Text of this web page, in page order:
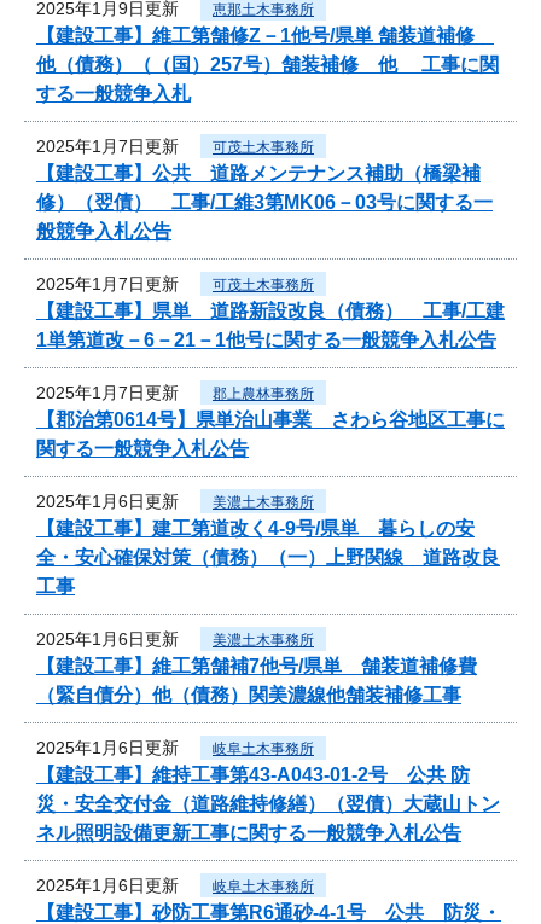
2025年1月9日更新 恵那土木事務所
【建設工事】維工第舗修Z－1他号/県単 舗装道補修
他（債務）（（国）257号）舗装補修 他 工事に関
する一般競争入札
2025年1月7日更新 可茂土木事務所
【建設工事】公共 道路メンテナンス補助（橋梁補
修）（翌債） 工事/工維3第MK06－03号に関する一
般競争入札公告
2025年1月7日更新 可茂土木事務所
【建設工事】県単 道路新設改良（債務） 工事/工建
1単第道改－6－21－1他号に関する一般競争入札公告
2025年1月7日更新 郡上農林事務所
【郡治第0614号】県単治山事業 さわら谷地区工事に
関する一般競争入札公告
2025年1月6日更新 美濃土木事務所
【建設工事】建工第道改く4-9号/県単 暮らしの安
全・安心確保対策（債務）（一）上野関線 道路改良
工事
2025年1月6日更新 美濃土木事務所
【建設工事】維工第舗補7他号/県単 舗装道補修費
（緊自債分）他（債務）関美濃線他舗装補修工事
2025年1月6日更新 岐阜土木事務所
【建設工事】維持工事第43-A043-01-2号 公共 防
災・安全交付金（道路維持修繕）（翌債）大蔵山トン
ネル照明設備更新工事に関する一般競争入札公告
2025年1月6日更新 岐阜土木事務所
【建設工事】砂防工事第R6通砂-4-1号 公共 防災・